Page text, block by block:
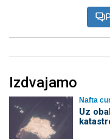
Izdvajamo
Nafta
Uz